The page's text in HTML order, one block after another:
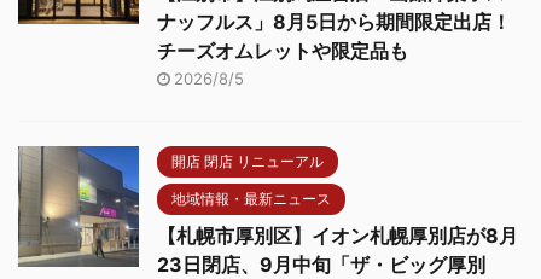
ナッフルス」8月5日から期間限定出店！
チーズオムレットや限定品も
2026/8/5
開店 閉店 リニューアル
地域情報・最新ニュース
【札幌市厚別区】イオン札幌厚別店が8月
23日閉店、9月中旬「ザ・ビッグ厚別